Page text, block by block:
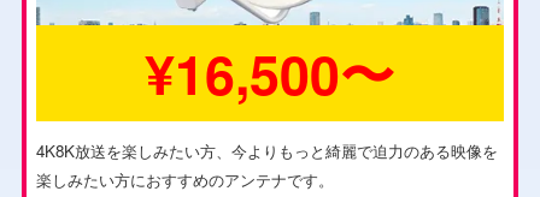
¥16,500〜
4K8K放送を楽しみたい方、今よりもっと綺麗で迫力のある映像を
楽しみたい方におすすめのアンテナです。